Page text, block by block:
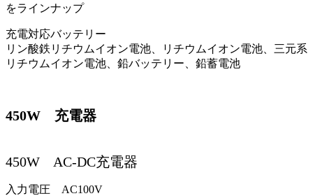
をラインナップ
充電対応バッテリー
リン酸鉄リチウムイオン電池、リチウムイオン電池、三元系
リチウムイオン電池、鉛バッテリー、鉛蓄電池
450W 充電器
450W AC-DC充電器
入力電圧 AC100V